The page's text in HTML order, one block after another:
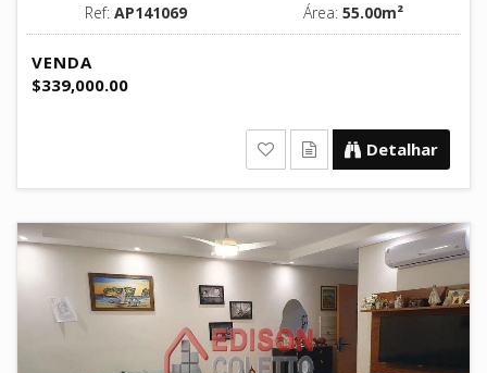
Ref: AP141069 Área: 55.00m²
VENDA
$339,000.00
Detalhar